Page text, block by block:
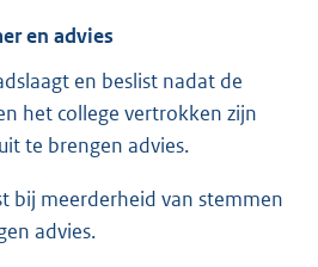
en advies
en beslist nadat de
het college vertrokken zijn
te brengen advies.
bij meerderheid van stemmen
advies.